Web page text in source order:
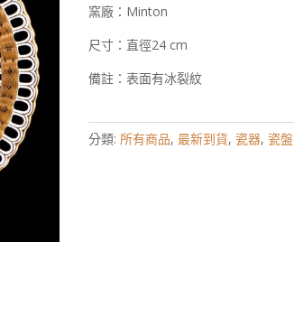
窯廠：Minton
尺寸：直徑24 cm
備註：表面有冰裂紋
分類: 所有商品,最新到貨,瓷器,瓷盤